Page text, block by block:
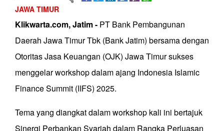
JAWA TIMUR
Klikwarta.com, Jatim - PT Bank Pembangunan
Daerah Jawa Timur Tbk (Bank Jatim) bersama dengan
Otoritas Jasa Keuangan (OJK) Jawa Timur sukses
menggelar workshop dalam ajang Indonesia Islamic
Finance Summit (IIFS) 2025.
Tema yang diangkat dalam workshop kali ini bertajuk
Sinergi Perbankan Syariah dalam Rangka Perluasan